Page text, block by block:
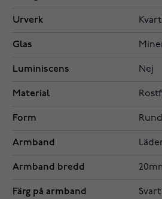
Urverk
Glas
Luminiscens Nej
Material
Form Rund
Armband
Armband bredd
Färg på armband Svart